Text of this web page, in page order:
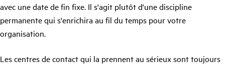
avec une date de fin fixe. Il s'agit plutôt d'une discipline
permanente qui s'enrichira au fil du temps pour votre
organisation.
Les centres de contact qui la prennent au sérieux sont toujours